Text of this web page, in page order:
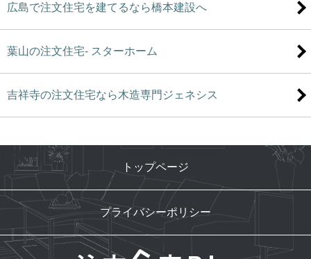
広島で注文住宅を建てるなら橋本建設へ
葉山の注文住宅- スターホーム
吉祥寺の注文住宅なら木造専門ジェネシス
トップページ
プライバシーポリシー